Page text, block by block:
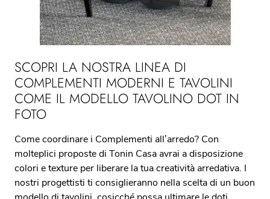
SCOPRI LA NOSTRA LINEA DI
COMPLEMENTI MODERNI E TAVOLINI
COME IL MODELLO TAVOLINO DOT IN
FOTO
Come coordinare i Complementi all’arredo? Con
molteplici proposte di Tonin Casa avrai a disposizione
colori e texture per liberare la tua creatività arredativa. I
nostri progettisti ti consiglieranno nella scelta di un buon